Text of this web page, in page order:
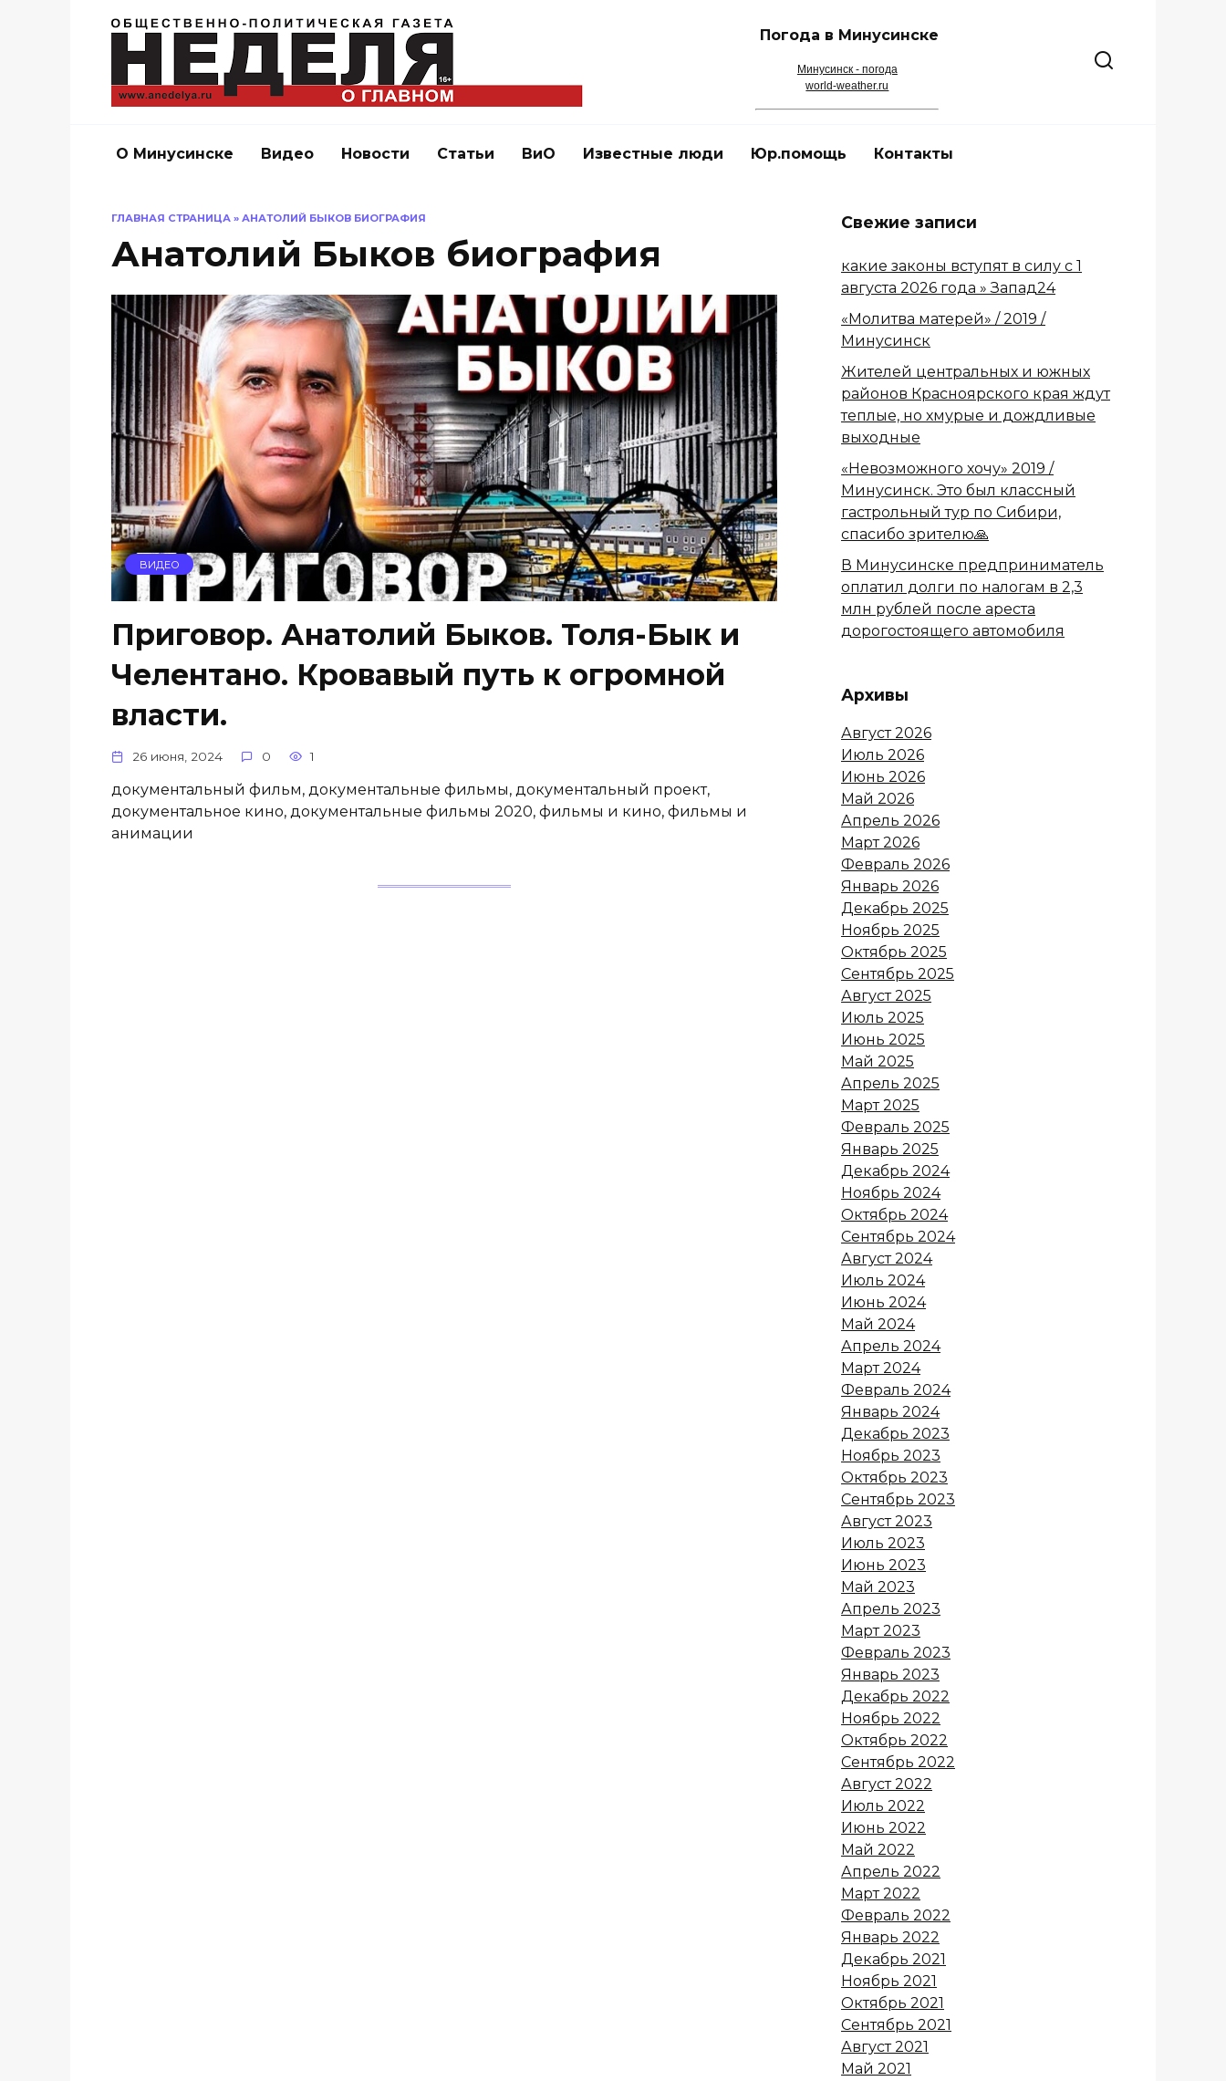
Погода в Минусинске
Минусинск - погода
world-weather.ru
О Минусинске Видео Новости Статьи ВиО Известные люди Юр.помощь Контакты
ГЛАВНАЯ СТРАНИЦА » АНАТОЛИЙ БЫКОВ БИОГРАФИЯ
Анатолий Быков биография
ВИДЕО
Приговор. Анатолий Быков. Толя-Бык и
Челентано. Кровавый путь к огромной
власти.
26 июня, 2024 0 1
документальный фильм, документальные фильмы, документальный проект,
документальное кино, документальные фильмы 2020, фильмы и кино, фильмы и
анимации
Свежие записи
какие законы вступят в силу с 1
августа 2026 года » Запад24
«Молитва матерей» / 2019 /
Минусинск
Жителей центральных и южных
районов Красноярского края ждут
теплые, но хмурые и дождливые
выходные
«Невозможного хочу» 2019 /
Минусинск. Это был классный
гастрольный тур по Сибири,
спасибо зрителю🙏
В Минусинске предприниматель
оплатил долги по налогам в 2,3
млн рублей после ареста
дорогостоящего автомобиля
Архивы
Август 2026
Июль 2026
Июнь 2026
Май 2026
Апрель 2026
Март 2026
Февраль 2026
Январь 2026
Декабрь 2025
Ноябрь 2025
Октябрь 2025
Сентябрь 2025
Август 2025
Июль 2025
Июнь 2025
Май 2025
Апрель 2025
Март 2025
Февраль 2025
Январь 2025
Декабрь 2024
Ноябрь 2024
Октябрь 2024
Сентябрь 2024
Август 2024
Июль 2024
Июнь 2024
Май 2024
Апрель 2024
Март 2024
Февраль 2024
Январь 2024
Декабрь 2023
Ноябрь 2023
Октябрь 2023
Сентябрь 2023
Август 2023
Июль 2023
Июнь 2023
Май 2023
Апрель 2023
Март 2023
Февраль 2023
Январь 2023
Декабрь 2022
Ноябрь 2022
Октябрь 2022
Сентябрь 2022
Август 2022
Июль 2022
Июнь 2022
Май 2022
Апрель 2022
Март 2022
Февраль 2022
Январь 2022
Декабрь 2021
Ноябрь 2021
Октябрь 2021
Сентябрь 2021
Август 2021
Май 2021